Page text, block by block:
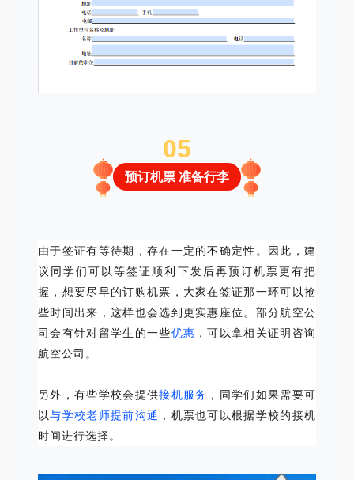
05
预订机票 准备行李
由于签证有等待期，存在一定的不确定性。 因此，建
议同学们可以等签证顺利下发后再预订机票更有把
握，想要尽早的订购机票，大家在签证那一环可以抢
些时间出来，这样也会选到更实惠座位。 部分航空公
司会有针对留学生的一些优惠 ，可以拿相关证明咨询
航空公司。
另外，有些学校会提供接机服务 ，同学们如果需要可
以与学校老师提前沟通 ，机票也可以根据学校的接机
时间进行选择。